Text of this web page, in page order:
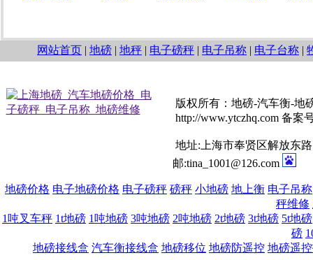
网站首页 | 地磅 | 地秤 | 电子磅秤 | 电子吊称 | 电子台称 |
版权所有：地磅-汽车衡-地
http://www.ytczhq.com 备案
地址:上海市奉贤区解放东
邮:tina_1001@126.com
地磅价格 电子地磅价格 电子磅秤 磅秤 小地磅 地上衡 电子吊称
秤维修
1吨叉车秤 1t地磅 1吨地磅 3吨地磅 2吨地磅 2t地磅 3t地磅 5t地磅
磅
地磅接线盒 汽车衡接线盒 地磅移位 地磅防遥控 地磅遥